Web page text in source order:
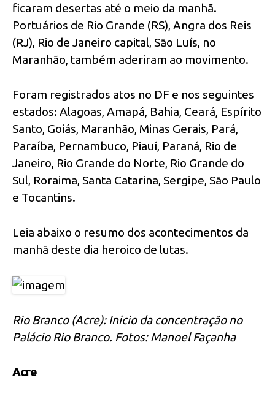
ficaram desertas até o meio da manhã.
Portuários de Rio Grande (RS), Angra dos Reis
(RJ), Rio de Janeiro capital, São Luís, no
Maranhão, também aderiram ao movimento.
Foram registrados atos no DF e nos seguintes
estados: Alagoas, Amapá, Bahia, Ceará, Espírito
Santo, Goiás, Maranhão, Minas Gerais, Pará,
Paraíba, Pernambuco, Piauí, Paraná, Rio de
Janeiro, Rio Grande do Norte, Rio Grande do
Sul, Roraima, Santa Catarina, Sergipe, São Paulo
e Tocantins.
Leia abaixo o resumo dos acontecimentos da
manhã deste dia heroico de lutas.
Rio Branco (Acre): Início da concentração no
Palácio Rio Branco. Fotos: Manoel Façanha
Acre